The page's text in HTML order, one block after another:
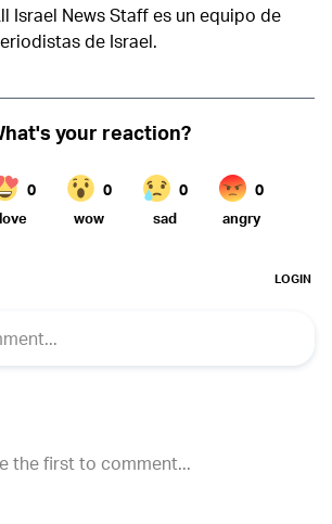
Israel News Staff es un equipo de
de Israel.